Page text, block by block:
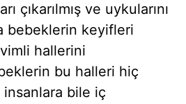
çıkarılmış ve uykularını
bebeklerin keyifleri
hallerini
bu halleri hiç
bile iç